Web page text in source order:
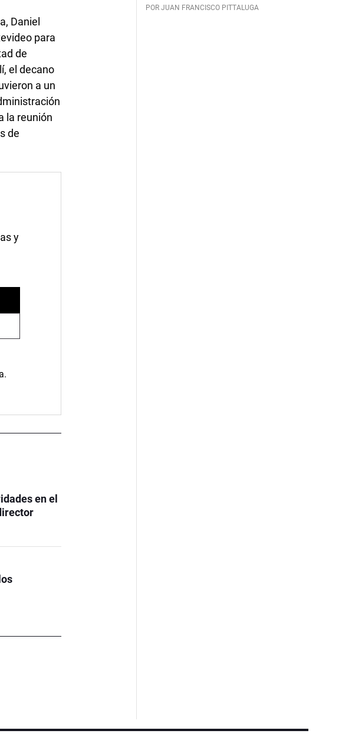
Daniel
para
de
el decano
a un
la reunión
de
y
en el
POR JUAN FRANCISCO PITTALUGA